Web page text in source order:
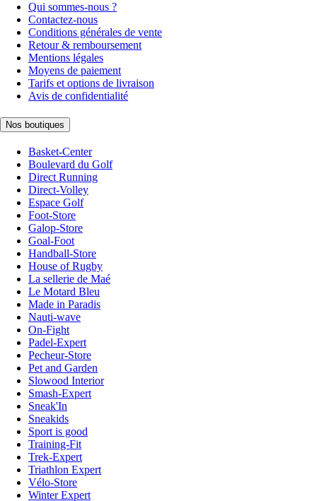
Qui sommes-nous ?
Contactez-nous
Conditions générales de vente
Retour & remboursement
Mentions légales
Moyens de paiement
Tarifs et options de livraison
Avis de confidentialité
Nos boutiques
Basket-Center
Boulevard du Golf
Direct Running
Direct-Volley
Espace Golf
Foot-Store
Galop-Store
Goal-Foot
Handball-Store
House of Rugby
La sellerie de Maé
Le Motard Bleu
Made in Paradis
Nauti-wave
On-Fight
Padel-Expert
Pecheur-Store
Pet and Garden
Slowood Interior
Smash-Expert
Sneak'In
Sneakids
Sport is good
Training-Fit
Trek-Expert
Triathlon Expert
Vélo-Store
Winter Expert